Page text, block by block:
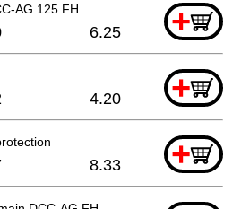
AG 125 FH +
6.25
+
4.20
+
8.33